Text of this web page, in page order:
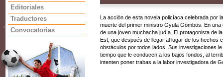
Editoriales
Traductores
Convocatorias
La acción de esta novela policíaca celebrada por
muerte del primer ministro Gyula Gömbös. En
de una joven muchacha judía. El protagonista de
Est, que después de llegar al lugar de los hechos
obstáculos por todos lados. Sus investigaciones
tiempo que le conducen a los bajos fondos, al
intenten poner trabas a la labor investigadora de